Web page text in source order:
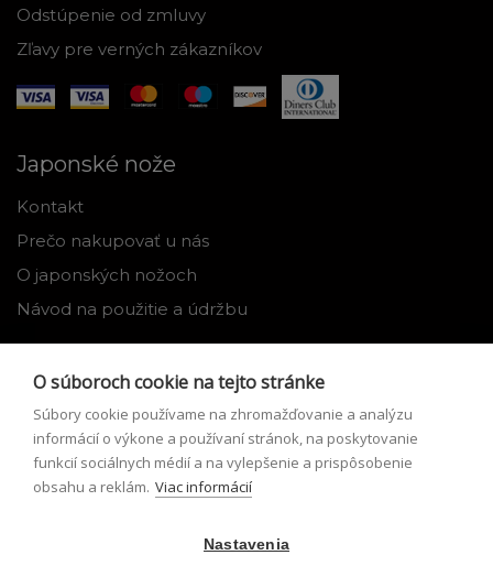
Odstúpenie od zmluvy
Zľavy pre verných zákazníkov
Japonské nože
Kontakt
Prečo nakupovať u nás
O japonských nožoch
Návod na použitie a údržbu
Môj profil
Zabudnuté heslo
O súboroch cookie na tejto stránke
Súbory cookie používame na zhromažďovanie a analýzu
informácií o výkone a používaní stránok, na poskytovanie
funkcií sociálnych médií a na vylepšenie a prispôsobenie
obsahu a reklám. Viac informácií
Nastavenia